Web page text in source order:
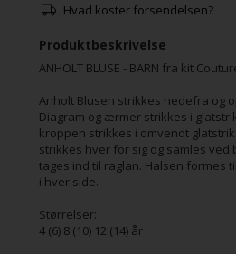
Hvad koster forsendelsen?
Produktbeskrivelse
ANHOLT BLUSE - BARN fra kit
Anholt Blusen strikkes nedefra og
Diagram og ærmer strikkes i
kroppen strikkes i omvendt
strikkes hver for sig og samles
tages ind til raglan. Halsen formes
i hver side.
Størrelser:
4 (6) 8 (10) 12 (14) år